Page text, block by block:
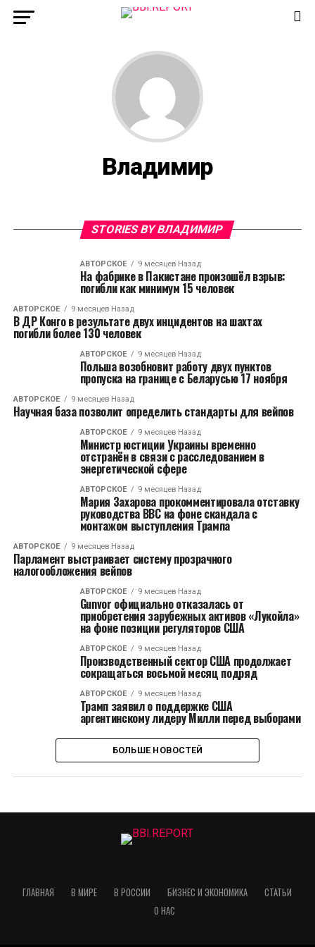
Владимир
STORIES BY ВЛАДИМИР
АВТОРСКОЕ 9 месяцев Назад
На фабрике в Пакистане произошёл взрыв:
погибли как минимум 15 человек
АВТОРСКОЕ 9 месяцев Назад
В ДР Конго в результате двух инцидентов на шахтах
погибли более 130 человек
АВТОРСКОЕ 9 месяцев Назад
Польша возобновит работу двух пунктов
пропуска на границе с Беларусью 17 ноября
АВТОРСКОЕ 9 месяцев Назад
Научная база позволит определить стандарты для вейпов
АВТОРСКОЕ 9 месяцев Назад
Министр юстиции Украины временно
отстранён в связи с расследованием в
энергетической сфере
АВТОРСКОЕ 9 месяцев Назад
Мария Захарова прокомментировала отставку
руководства BBC на фоне скандала с
монтажом выступления Трампа
АВТОРСКОЕ 9 месяцев Назад
Парламент выстраивает систему прозрачного
налогообложения вейпов
АВТОРСКОЕ 9 месяцев Назад
Gunvor официально отказалась от
приобретения зарубежных активов «Лукойла»
на фоне позиции регуляторов США
АВТОРСКОЕ 9 месяцев Назад
Производственный сектор США продолжает
сокращаться восьмой месяц подряд
АВТОРСКОЕ 9 месяцев Назад
Трамп заявил о поддержке США
аргентинскому лидеру Милли перед выборами
БОЛЬШЕ НОВОСТЕЙ
ГЛАВНАЯ В МИРЕ В РОССИИ БИЗНЕС И ЭКОНОМИКА
СТАТЬИ
О НАС